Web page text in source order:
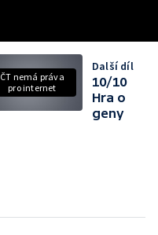
ČT nemá práva
pro internet
Další díl
10/10
Hra o
geny